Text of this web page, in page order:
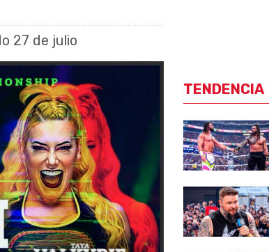
27 de julio
TENDENCIA